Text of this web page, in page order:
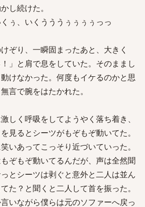
し続けた。
ぅ、いくうううぅぅぅぅっっ
ぞり、一瞬固まったあと、大きく
！」と肩で息をしていた。そのままし
けなかった。何度もイケるのかと思
言で腕をはたかれた。
しく呼吸をしてようやく落ち着き、
見るとシーツがもぞもぞ動いてた。
いあってこっそり近づいていった。
ぞもぞ動いてるんだが、声は全然聞
とシーツは剥ぐと意外と二人は並ん
た？と聞くと二人して首を振った。
いながら僕らは元のソファーへ戻っ